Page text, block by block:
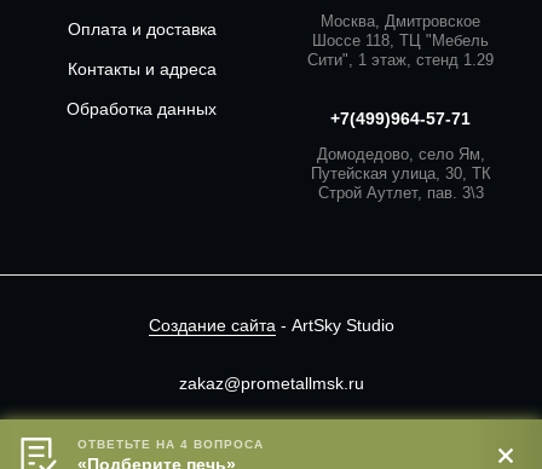
В корзину
Оплата и доставка
Контакты и адреса
Обработка данных
Москва, Дмитровское
Шоссе 118, ТЦ "Мебель
Сити", 1 этаж, стенд 1.29
+7(499)964-57-71
Домодедово, село Ям,
Путейская улица, 30, ТК
Строй Аутлет, пав. 3\3
Создание сайта - ArtSky Studio
zakaz@prometallmsk.ru
Сайт носит информационный характер.
ОТВЕТЬТЕ НА 4 ВОПРОСА
«Подберите печь»